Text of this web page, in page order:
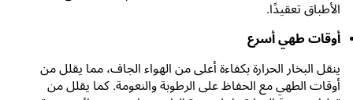
الأطباق تعقيدًا.
أوقات طهي أسرع
ينقل البخار الحرارة بكفاءة أعلى من الهواء الجاف، مما يقلل من
أوقات الطهي مع الحفاظ على الرطوبة والنعومة. كما يقلل من